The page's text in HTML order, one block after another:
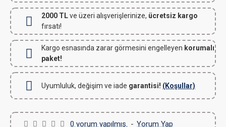
2000 TLve üzeri alışverişlerinize, ücretsiz kargo
fırsatı!
Kargo esnasında zarar görmesini engelleyen korumalı
paket!
Uyumluluk, değişim ve iade garantisi! (Koşullar)
0 yorum yapılmış. - Yorum Yap